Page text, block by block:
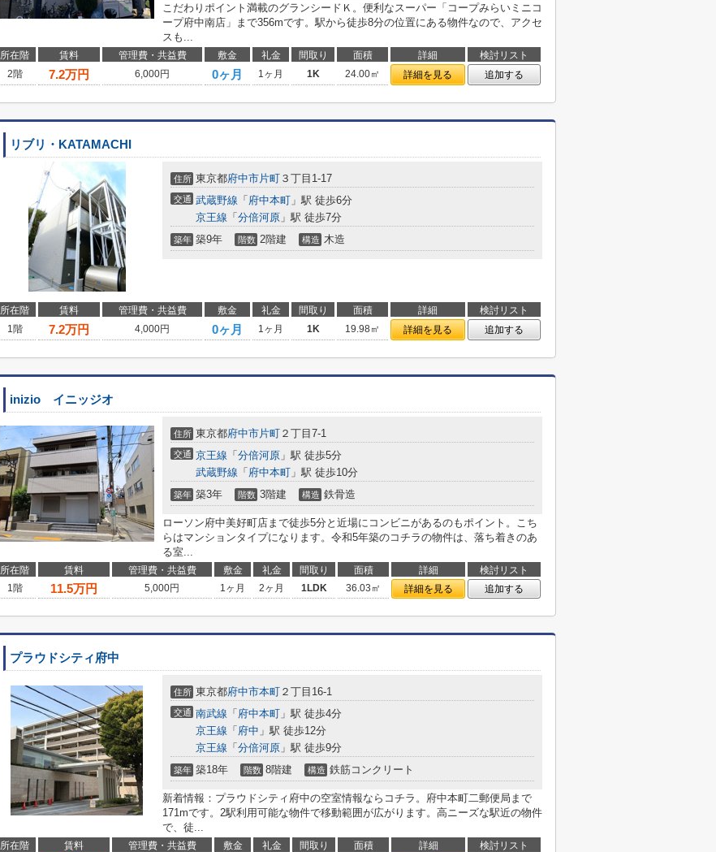
こだわりポイント満載のグランシードＫ。便利なスーパー「コープみらいミニコ
ープ府中南店」まで356mです。駅から徒歩8分の位置にある物件なので、アクセ
スも...
所在階 賃料 管理費・共益費 敷金 礼金 間取り 面積 詳細
検討リスト
2階
7.2万円 6,000円 0ヶ月 1ヶ月 1K 24.00㎡ 詳細を見る 追加する
リブリ・KATAMACHI
住所 東京都府中市片町 ３丁目1-17
交通 武蔵野線 「 府中本町 」駅 徒歩6分
京王線 「 分倍河原 」駅 徒歩7分
築年 築9年 階数 2階建 構造 木造
所在階 賃料 管理費・共益費 敷金 礼金 間取り 面積 詳細
検討リスト
1階
7.2万円 4,000円 0ヶ月 1ヶ月 1K 19.98㎡ 詳細を見る 追加する
inizio イニッジオ
住所 東京都府中市片町 ２丁目7-1
交通 京王線 「 分倍河原 」駅 徒歩5分
武蔵野線 「 府中本町 」駅 徒歩10分
築年 築3年 階数 3階建 構造 鉄骨造
ローソン府中美好町店まで徒歩5分と近場にコンビニがあるのもポイント。こち
らはマンションタイプになります。令和5年築のコチラの物件は、落ち着きのあ
る室...
所在階 賃料 管理費・共益費 敷金 礼金 間取り 面積 詳細
検討リスト
1階
11.5万円 5,000円 1ヶ月 2ヶ月 1LDK 36.03㎡ 詳細を見る 追加する
プラウドシティ府中
住所 東京都府中市本町 ２丁目16-1
交通 南武線 「 府中本町 」駅 徒歩4分
京王線 「 府中 」駅 徒歩12分
京王線 「 分倍河原 」駅 徒歩9分
築年 築18年 階数 8階建 構造 鉄筋コンクリート
新着情報：プラウドシティ府中の空室情報ならコチラ。府中本町二郵便局まで
171mです。2駅利用可能な物件で移動範囲が広がります。高ニーズな駅近の物件
で、徒...
所在階 賃料 管理費・共益費 敷金 礼金 間取り 面積 詳細
検討リスト